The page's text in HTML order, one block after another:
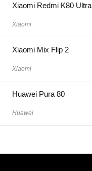
Xiaomi Redmi K80 Ultra
Xiaomi
Xiaomi Mix Flip 2
Xiaomi
Huawei Pura 80
Huawei